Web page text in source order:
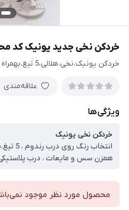
خردکن نخی جدید یونیک کد
خردکن یونیک،نخی،هلالی،5 تیغ،بهمراه همزن و درب پلاستیکی کاسه
علاقه‌مندی
ویژگی‌ها
خردکن نخی یونیک
همزن سس و مایعات ، درب
محصول مورد نظر موجود